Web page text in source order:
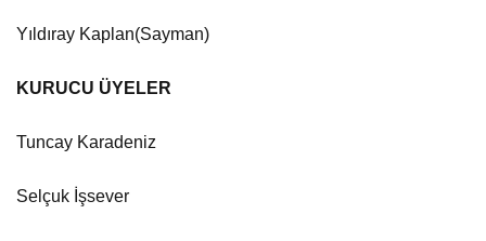
Yıldıray Kaplan(Sayman)
KURUCU ÜYELER
Tuncay Karadeniz
Selçuk İşsever